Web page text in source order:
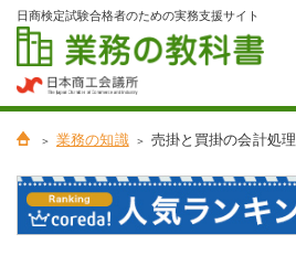
日商検定試験合格者のための実務支援サイト
業務の知識 売掛と買掛の会計処理